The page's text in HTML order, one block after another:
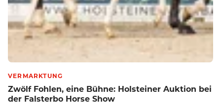
VERMARKTUNG
Zwölf Fohlen, eine Bühne: Holsteiner Auktion bei
der Falsterbo Horse Show